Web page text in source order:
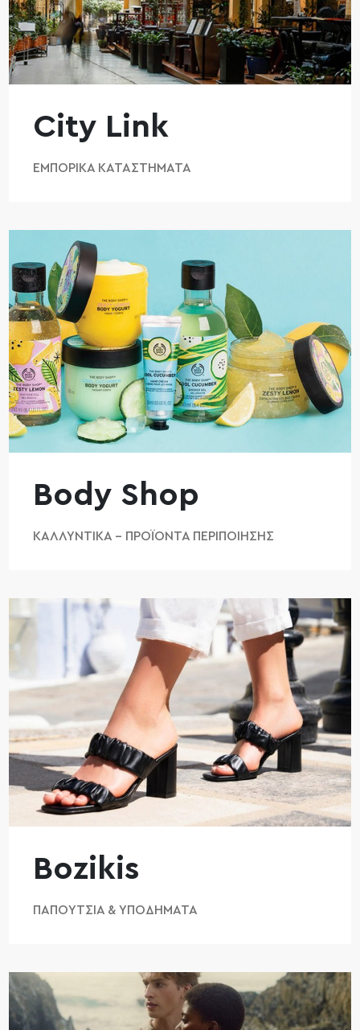
City Link
ΕΜΠΟΡΙΚΆ ΚΑΤΑΣΤΉΜΑΤΑ
Body Shop
ΚΑΛΛΥΝΤΙΚΆ – ΠΡΟΪΌΝΤΑ ΠΕΡΙΠΟΊΗΣΗΣ
Bozikis
ΠΑΠΟΎΤΣΙΑ & ΥΠΟΔΉΜΑΤΑ